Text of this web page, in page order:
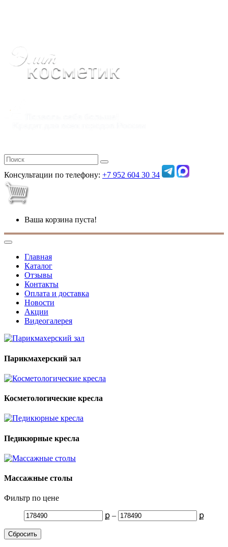
Консультации по телефону: +7 952 604 30 34
Ваша корзина пуста!
Главная
Каталог
Отзывы
Контакты
Оплата и доставка
Новости
Акции
Видеогалерея
Парикмахерский зал
Косметологические кресла
Педикюрные кресла
Массажные столы
Фильтр по цене
ք – ք
Сбросить